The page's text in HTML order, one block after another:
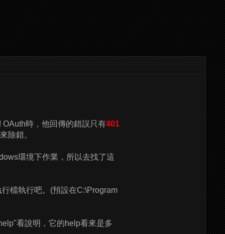
時，他回傳的錯誤只有401
除錯。
環境下作業，所以去找了這
檔執行吧。(預設在C:\Program
看說明，它的help看來是多